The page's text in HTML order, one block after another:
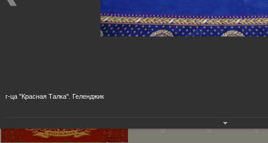
Гостиница-ресторан "Версаль"
г-ца "Красная Талка". Геленджик